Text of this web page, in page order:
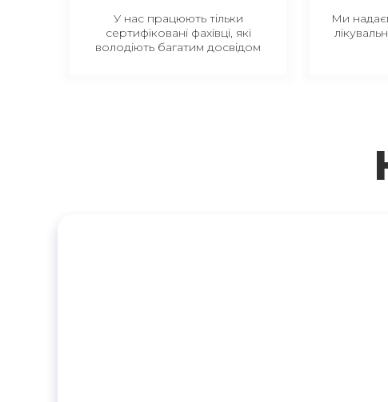
У нас працюють тільки
сертифіковані фахівці, які
володіють багатим досвідом
Ми